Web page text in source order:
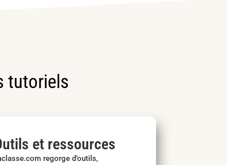
tutoriels
et ressources
regorge d’outils,